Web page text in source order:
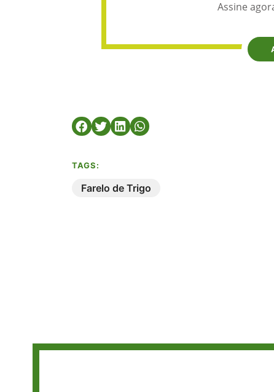
Assine
TAGS:
Farelo de Trigo